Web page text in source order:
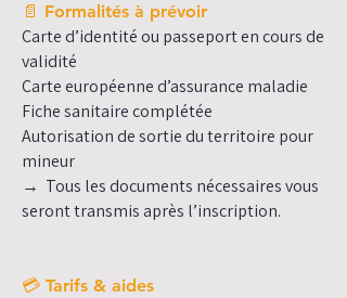
📄 Formalités à prévoir
Carte d’identité ou passeport en cours de
validité
Carte européenne d’assurance maladie
Fiche sanitaire complétée
Autorisation de sortie du territoire pour
mineur
→ Tous les documents nécessaires vous
seront transmis après l’inscription.
💳 Tarifs & aides